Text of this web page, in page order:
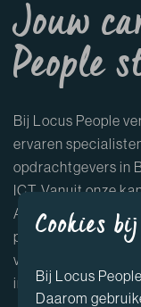
Jouw
People
Bij Locus People
ervaren
opdrachtgevers in
ICT. Vanuit onze
Ambacht,
professionals al
vacatures in de
industriële functies
Cookies
Bij Locus
Daarom